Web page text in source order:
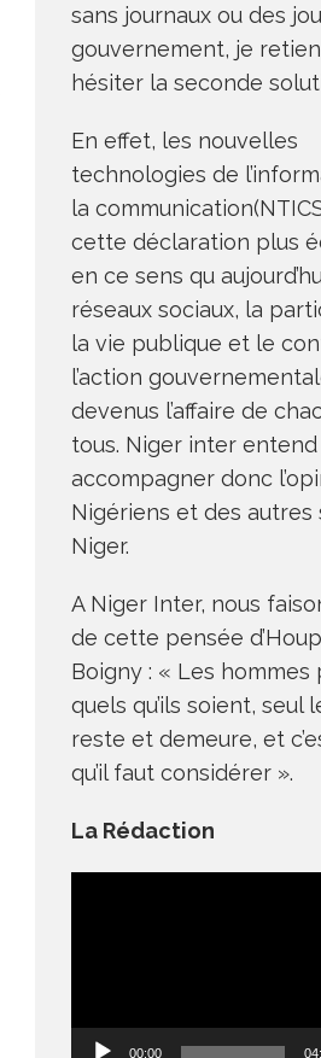
sans journaux ou des
gouvernement, je
hésiter la seconde
En effet, les nouvelles
technologies de
la
cette déclaration plus
en ce sens qu
réseaux sociaux, la
la vie publique et le
l’action
devenus l’affaire de
tous. Niger inter entend
accompagner donc
Nigériens et des autres
Niger.
A Niger Inter, nous
de cette pensée
Boigny : « Les hommes
quels qu’ils soient, seul
reste et demeure, et
qu’il faut considérer ».
La Rédaction
00:00